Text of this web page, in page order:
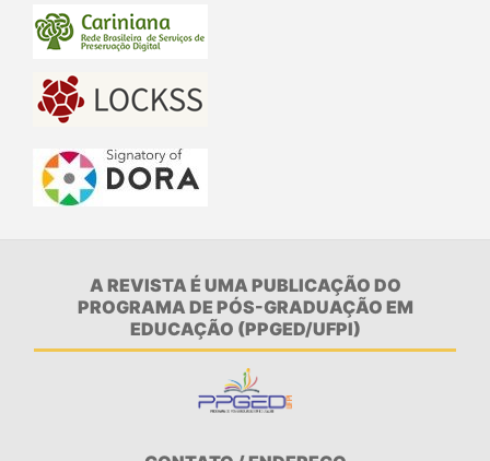
A REVISTA É UMA PUBLICAÇÃO DO
PROGRAMA DE PÓS-GRADUAÇÃO EM
EDUCAÇÃO (PPGED/UFPI)